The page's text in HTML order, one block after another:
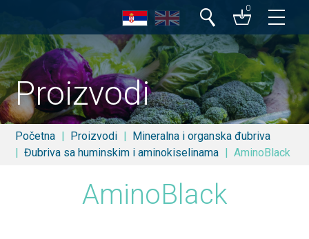
0
Pretraga
Proizvodi
Početna Proizvodi
Mineralna i organska đubriva
Đubriva sa huminskim i aminokiselinama
AminoBlack
AminoBlack